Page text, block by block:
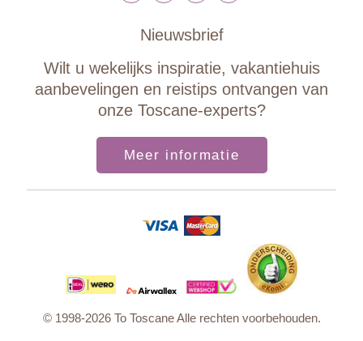
Nieuwsbrief
Wilt u wekelijks inspiratie, vakantiehuis
aanbevelingen en reistips ontvangen van
onze Toscane-experts?
Meer informatie
© 1998-2026 To Toscane Alle rechten voorbehouden.